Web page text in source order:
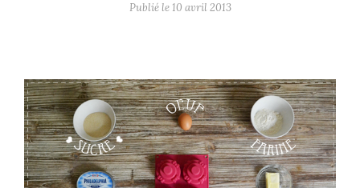
Publié le 10 avril 2013